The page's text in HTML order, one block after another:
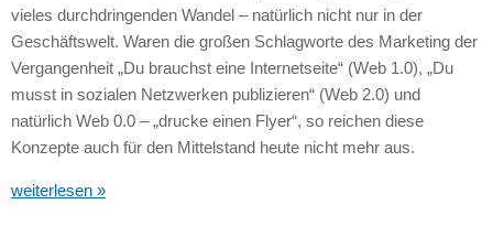
vieles durchdringenden Wandel – natürlich nicht nur in der
Geschäftswelt. Waren die großen Schlagworte des Marketing der
Vergangenheit „Du brauchst eine Internetseite“ (Web 1.0), „Du
musst in sozialen Netzwerken publizieren“ (Web 2.0) und
natürlich Web 0.0 – „drucke einen Flyer“, so reichen diese
Konzepte auch für den Mittelstand heute nicht mehr aus.
weiterlesen »